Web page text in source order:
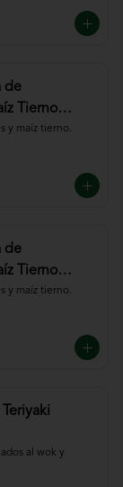
de
Tierno
y maíz tierno.
de
Tierno
y maíz tierno.
al wok y